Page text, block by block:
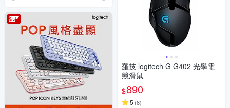
羅技 logitech G G402 光學電
競滑鼠
$890
5 (8)